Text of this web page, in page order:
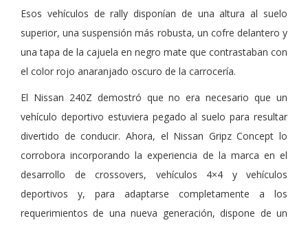
Esos vehículos de rally disponían de una altura al suelo
superior, una suspensión más robusta, un cofre delantero y
una tapa de la cajuela en negro mate que contrastaban con
el color rojo anaranjado oscuro de la carrocería.
El Nissan 240Z demostró que no era necesario que un
vehículo deportivo estuviera pegado al suelo para resultar
divertido de conducir. Ahora, el Nissan Gripz Concept lo
corrobora incorporando la experiencia de la marca en el
desarrollo de crossovers, vehículos 4×4 y vehículos
deportivos y, para adaptarse completamente a los
requerimientos de una nueva generación, dispone de un